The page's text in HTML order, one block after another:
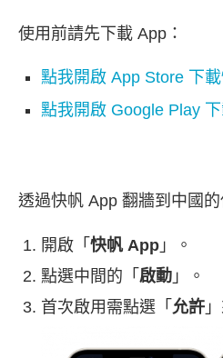
使用前請先下載 App：
點我開啟 App Store 下
點我開啟 Google Play
透過快帆 App 翻牆到中國的
開啟「 快帆 App 」。
點選中間的「 啟動 」。
首次啟用需點選「 允許